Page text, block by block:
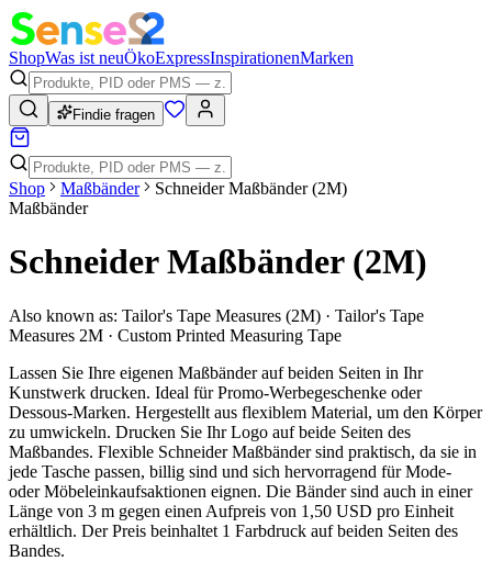
ShopWas ist neuÖkoExpressInspirationenMarken
Findie fragen
Shop Maßbänder
Schneider Maßbänder (2M)
Maßbänder
Schneider Maßbänder (2M)
Also known as: Tailor's Tape Measures (2M) · Tailor's Tape
Measures 2M · Custom Printed Measuring Tape
Lassen Sie Ihre eigenen Maßbänder auf beiden Seiten in Ihr
Kunstwerk drucken. Ideal für Promo-Werbegeschenke oder
Dessous-Marken. Hergestellt aus flexiblem Material, um den Körper
zu umwickeln. Drucken Sie Ihr Logo auf beide Seiten des
Maßbandes. Flexible Schneider Maßbänder sind praktisch, da sie in
jede Tasche passen, billig sind und sich hervorragend für Mode-
oder Möbeleinkaufsaktionen eignen. Die Bänder sind auch in einer
Länge von 3 m gegen einen Aufpreis von 1,50 USD pro Einheit
erhältlich. Der Preis beinhaltet 1 Farbdruck auf beiden Seiten des
Bandes.